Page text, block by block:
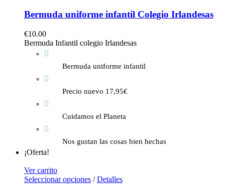
Bermuda uniforme infantil Colegio Irlandesas
€10.00
Bermuda Infantil colegio Irlandesas
Bermuda uniforme infantil
Precio nuevo 17,95€
Cuidamos el Planeta
Nos gustan las cosas bien hechas
¡Oferta!
Ver carrito
Seleccionar opciones / Detalles